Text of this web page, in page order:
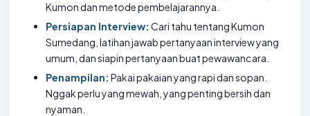
Kumon dan metode pembelajarannya.
Persiapan Interview: Cari tahu tentang Kumon
Sumedang, latihan jawab pertanyaan interview yang
umum, dan siapin pertanyaan buat pewawancara.
Penampilan: Pakai pakaian yang rapi dan sopan.
Nggak perlu yang mewah, yang penting bersih dan
nyaman.